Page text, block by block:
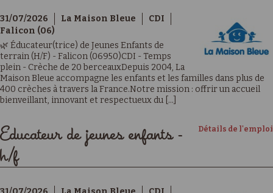
31/07/2026 La Maison Bleue
CDI
Falicon (06)
🌿 Éducateur(trice) de Jeunes Enfants de
terrain (H/F) - Falicon (06950)CDI - Temps
plein - Crèche de 20 berceauxDepuis 2004, La
Maison Bleue accompagne les enfants et les familles dans plus de
400 crèches à travers la France.Notre mission : offrir un accueil
bienveillant, innovant et respectueux du [...]
Détails de l'emploi
Educateur de jeunes enfants -
h/f